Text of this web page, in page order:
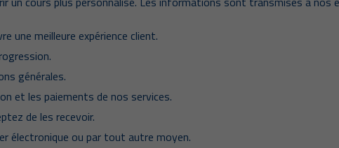
meilleure expérience client.
générales.
et les paiements de nos services.
de les recevoir.
électronique ou par tout autre moyen.